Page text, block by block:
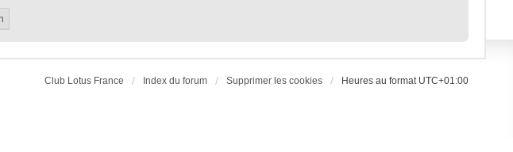
Club Lotus France Index du forum Supprimer les cookies Heures au format UTC+01:00